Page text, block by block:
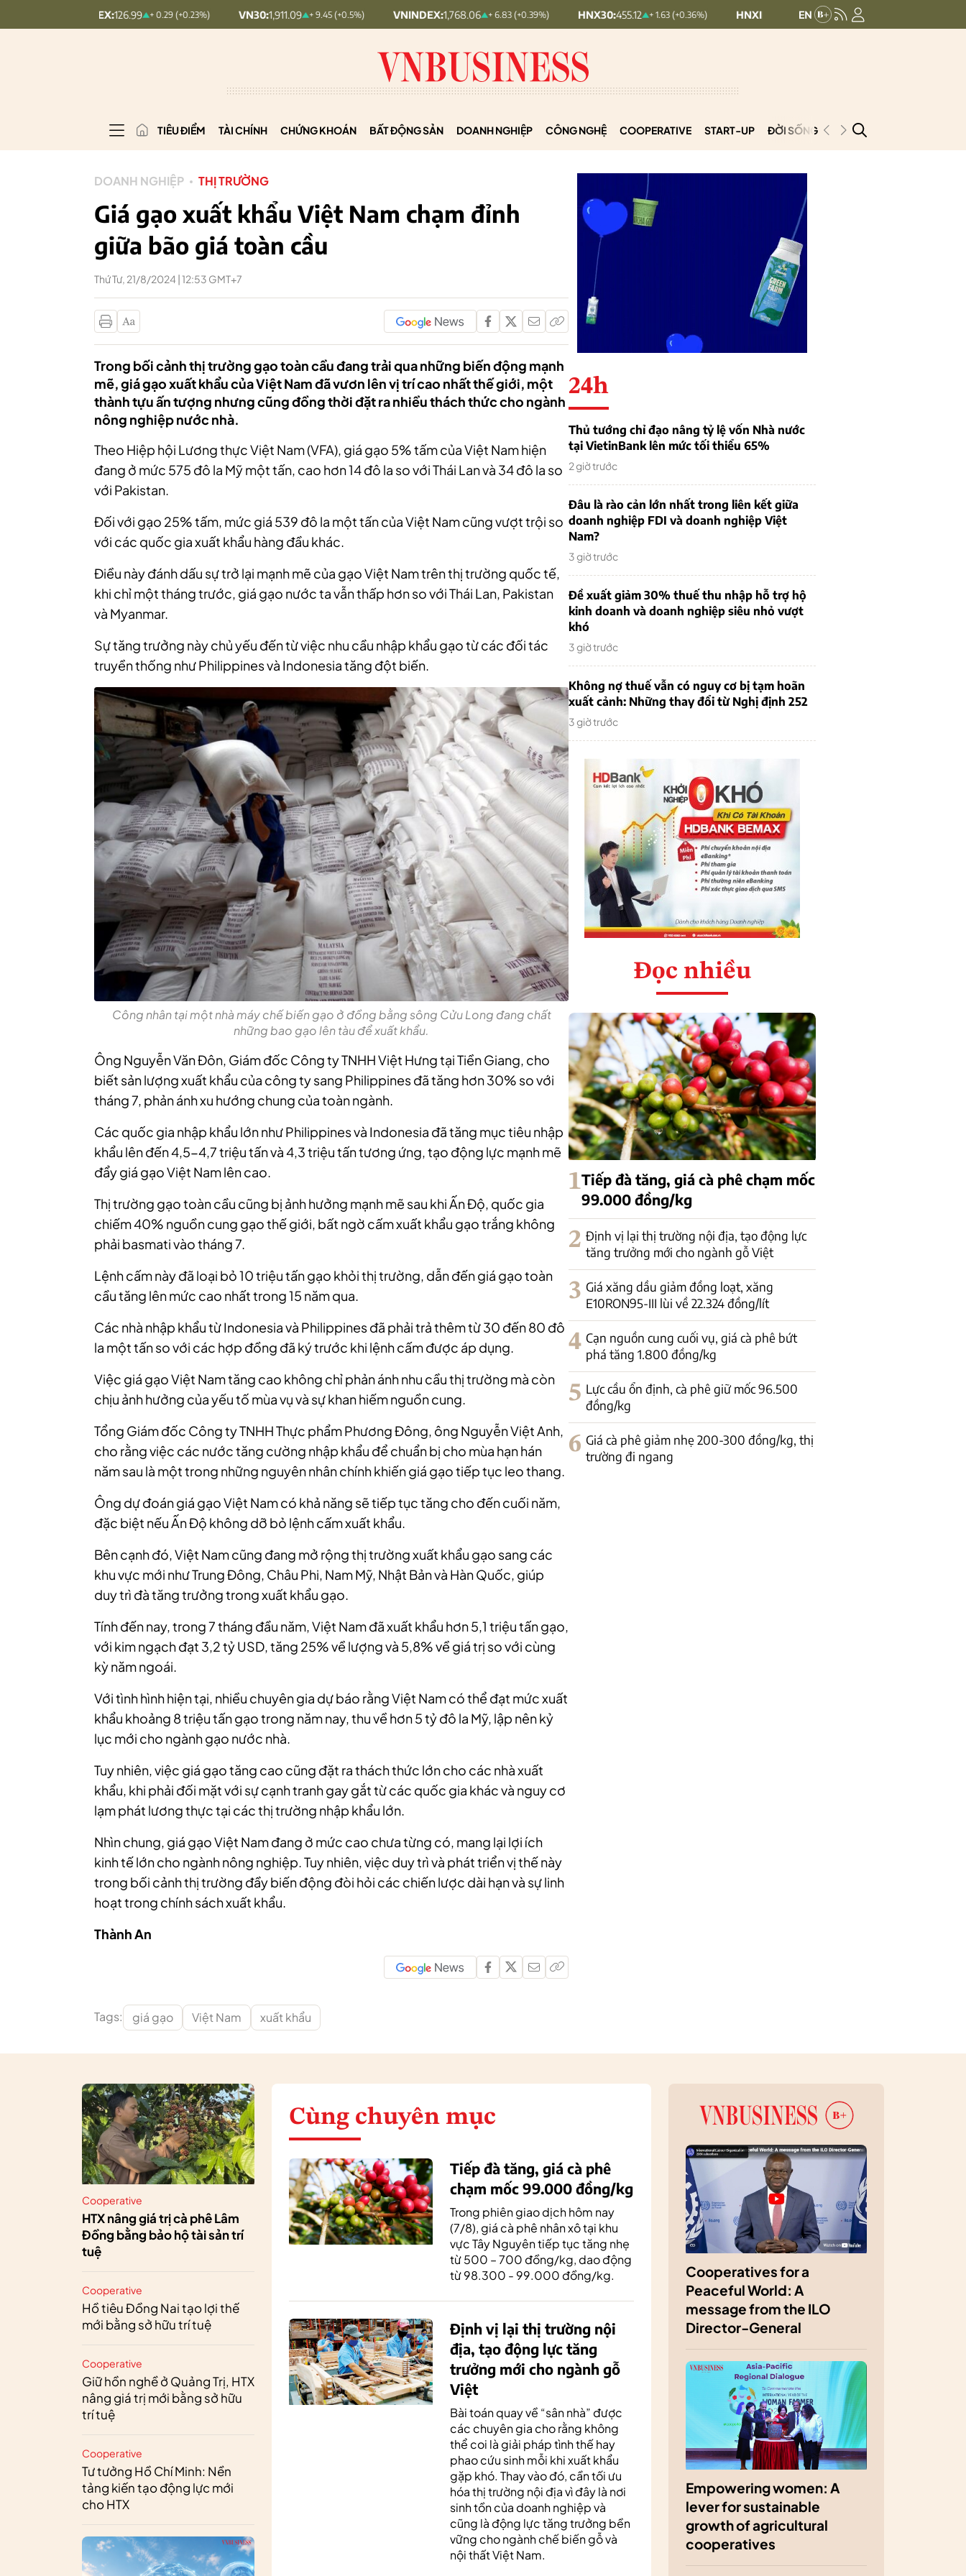
+ 0.29 (+0.23%) VN30:1,911.09 + 9.45 (+0.5%) VNINDEX: 1,768.06 + 6.83 (+0.39%) HNX30: 455.12 + 1.63 (+0.36%) HNXINDEX: 293.44 + 0.25 (+0.09%) UPCOMINDEX:
TIÊU ĐIỂM TÀI CHÍNH CHỨNG KHOÁN BẤT ĐỘNG SẢN DOANH NGHIỆP CÔNG NGHỆ COOPERATIVE START-UP ĐỜI SỐNG PODCAST
DOANH NGHIỆP THỊ TRƯỜNG
Giá gạo xuất khẩu Việt Nam chạm đỉnh
giữa bão giá toàn cầu
Thứ Tư, 21/8/2024 | 12:53 GMT+7
Trong bối cảnh thị trường gạo toàn cầu đang trải qua những biến động mạnh
mẽ, giá gạo xuất khẩu của Việt Nam đã vươn lên vị trí cao nhất thế giới, một
thành tựu ấn tượng nhưng cũng đồng thời đặt ra nhiều thách thức cho ngành
nông nghiệp nước nhà.
Theo Hiệp hội Lương thực Việt Nam (VFA), giá gạo 5% tấm của Việt Nam hiện
đang ở mức 575 đô la Mỹ một tấn, cao hơn 14 đô la so với Thái Lan và 34 đô la so
với Pakistan.
Đối với gạo 25% tấm, mức giá 539 đô la một tấn của Việt Nam cũng vượt trội so
với các quốc gia xuất khẩu hàng đầu khác.
Điều này đánh dấu sự trở lại mạnh mẽ của gạo Việt Nam trên thị trường quốc tế,
khi chỉ một tháng trước, giá gạo nước ta vẫn thấp hơn so với Thái Lan, Pakistan
và Myanmar.
Sự tăng trưởng này chủ yếu đến từ việc nhu cầu nhập khẩu gạo từ các đối tác
truyền thống như Philippines và Indonesia tăng đột biến.
Công nhân tại một nhà máy chế biến gạo ở đồng bằng sông Cửu Long đang chất
những bao gạo lên tàu để xuất khẩu.
Ông Nguyễn Văn Đôn, Giám đốc Công ty TNHH Việt Hưng tại Tiền Giang, cho
biết sản lượng xuất khẩu của công ty sang Philippines đã tăng hơn 30% so với
tháng 7, phản ánh xu hướng chung của toàn ngành.
Các quốc gia nhập khẩu lớn như Philippines và Indonesia đã tăng mục tiêu nhập
khẩu lên đến 4,5-4,7 triệu tấn và 4,3 triệu tấn tương ứng, tạo động lực mạnh mẽ
đẩy giá gạo Việt Nam lên cao.
Thị trường gạo toàn cầu cũng bị ảnh hưởng mạnh mẽ sau khi Ấn Độ, quốc gia
chiếm 40% nguồn cung gạo thế giới, bất ngờ cấm xuất khẩu gạo trắng không
phải basmati vào tháng 7.
Lệnh cấm này đã loại bỏ 10 triệu tấn gạo khỏi thị trường, dẫn đến giá gạo toàn
cầu tăng lên mức cao nhất trong 15 năm qua.
Các nhà nhập khẩu từ Indonesia và Philippines đã phải trả thêm từ 30 đến 80 đô
la một tấn so với các hợp đồng đã ký trước khi lệnh cấm được áp dụng.
Việc giá gạo Việt Nam tăng cao không chỉ phản ánh nhu cầu thị trường mà còn
chịu ảnh hưởng của yếu tố mùa vụ và sự khan hiếm nguồn cung.
Tổng Giám đốc Công ty TNHH Thực phẩm Phương Đông, ông Nguyễn Việt Anh,
cho rằng việc các nước tăng cường nhập khẩu để chuẩn bị cho mùa hạn hán
năm sau là một trong những nguyên nhân chính khiến giá gạo tiếp tục leo thang.
Ông dự đoán giá gạo Việt Nam có khả năng sẽ tiếp tục tăng cho đến cuối năm,
đặc biệt nếu Ấn Độ không dỡ bỏ lệnh cấm xuất khẩu.
Bên cạnh đó, Việt Nam cũng đang mở rộng thị trường xuất khẩu gạo sang các
khu vực mới như Trung Đông, Châu Phi, Nam Mỹ, Nhật Bản và Hàn Quốc, giúp
duy trì đà tăng trưởng trong xuất khẩu gạo.
Tính đến nay, trong 7 tháng đầu năm, Việt Nam đã xuất khẩu hơn 5,1 triệu tấn gạo,
với kim ngạch đạt 3,2 tỷ USD, tăng 25% về lượng và 5,8% về giá trị so với cùng
kỳ năm ngoái.
Với tình hình hiện tại, nhiều chuyên gia dự báo rằng Việt Nam có thể đạt mức xuất
khẩu khoảng 8 triệu tấn gạo trong năm nay, thu về hơn 5 tỷ đô la Mỹ, lập nên kỷ
lục mới cho ngành gạo nước nhà.
Tuy nhiên, việc giá gạo tăng cao cũng đặt ra thách thức lớn cho các nhà xuất
khẩu, khi phải đối mặt với sự cạnh tranh gay gắt từ các quốc gia khác và nguy cơ
lạm phát lương thực tại các thị trường nhập khẩu lớn.
Nhìn chung, giá gạo Việt Nam đang ở mức cao chưa từng có, mang lại lợi ích
kinh tế lớn cho ngành nông nghiệp. Tuy nhiên, việc duy trì và phát triển vị thế này
trong bối cảnh thị trường đầy biến động đòi hỏi các chiến lược dài hạn và sự linh
hoạt trong chính sách xuất khẩu.
Thành An
Tags: giá gạo Việt Nam xuất khẩu
24h
Thủ tướng chỉ đạo nâng tỷ lệ vốn Nhà nước
tại VietinBank lên mức tối thiểu 65%
2 giờ trước
Đâu là rào cản lớn nhất trong liên kết giữa
doanh nghiệp FDI và doanh nghiệp Việt
Nam?
3 giờ trước
Đề xuất giảm 30% thuế thu nhập hỗ trợ hộ
kinh doanh và doanh nghiệp siêu nhỏ vượt
khó
3 giờ trước
Không nợ thuế vẫn có nguy cơ bị tạm hoãn
xuất cảnh: Những thay đổi từ Nghị định 252
3 giờ trước
Đọc nhiều
1Tiếp đà tăng, giá cà phê chạm mốc
99.000 đồng/kg
2 Định vị lại thị trường nội địa, tạo động lực
tăng trưởng mới cho ngành gỗ Việt
3 Giá xăng dầu giảm đồng loạt, xăng
E10RON95-III lùi về 22.324 đồng/lít
4 Cạn nguồn cung cuối vụ, giá cà phê bứt
phá tăng 1.800 đồng/kg
5 Lực cầu ổn định, cà phê giữ mốc 96.500
đồng/kg
6 Giá cà phê giảm nhẹ 200-300 đồng/kg, thị
trường đi ngang
Cooperative
HTX nâng giá trị cà phê Lâm
Đồng bằng bảo hộ tài sản trí
tuệ
Cooperative
Hồ tiêu Đồng Nai tạo lợi thế
mới bằng sở hữu trí tuệ
Cooperative
Giữ hồn nghề ở Quảng Trị, HTX
nâng giá trị mới bằng sở hữu
trí tuệ
Cooperative
Tư tưởng Hồ Chí Minh: Nền
tảng kiến tạo động lực mới
cho HTX
Cùng chuyên mục
Tiếp đà tăng, giá cà phê
chạm mốc 99.000 đồng/kg
Trong phiên giao dịch hôm nay
(7/8), giá cà phê nhân xô tại khu
vực Tây Nguyên tiếp tục tăng nhẹ
từ 500 – 700 đồng/kg, dao động
từ 98.300 - 99.000 đồng/kg.
Định vị lại thị trường nội
địa, tạo động lực tăng
trưởng mới cho ngành gỗ
Việt
Bài toán quay về “sân nhà” được
các chuyên gia cho rằng không
thể coi là giải pháp tình thế hay
phao cứu sinh mỗi khi xuất khẩu
gặp khó. Thay vào đó, cần tối ưu
hóa thị trường nội địa vì đây là nơi
sinh tồn của doanh nghiệp và
cũng là động lực tăng trưởng bền
vững cho ngành chế biến gỗ và
nội thất Việt Nam.
Cooperatives for a
Peaceful World: A
message from the ILO
Director-General
Empowering women: A
lever for sustainable
growth of agricultural
cooperatives